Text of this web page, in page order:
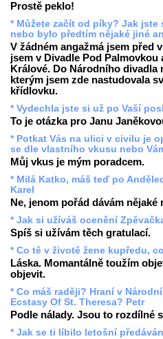
Prostě peklo!
* Můžete začít od píky? Jak
nebo bylo předtím nějaké jiné
V žádném angažmá jsem před
jsem v Divadle Pod
Králové. Do Národního
kterým jsem zde nastudovala
křídlovku.
* Vydechla jste si už po Vaší
To je otázka pro Janu
* Potkat Vás na ulici v civilu je
se dle vlastního vkusu nebo
Můj vkus je mým poradcem.
* Milá Katko, máš teď po
Karel
Ne, jenom pořád dávám nějaké
* Jak si užíváš ocenění
Spíš si užívám těch gratulací.
* Co tě v životě žene kupředu,
Láska. Momantálně toužím
objevit.
* Co máš raději? Hraní v
Ecstasy Of St. Theresa? Petr
Podle nálady. Jsou to rozdílné
* Jak se ti líbilo letošní